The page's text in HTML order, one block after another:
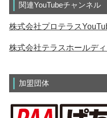
関連YouTubeチャンネル
株式会社プロテラス
株式会社テラスホールデ
加盟団体